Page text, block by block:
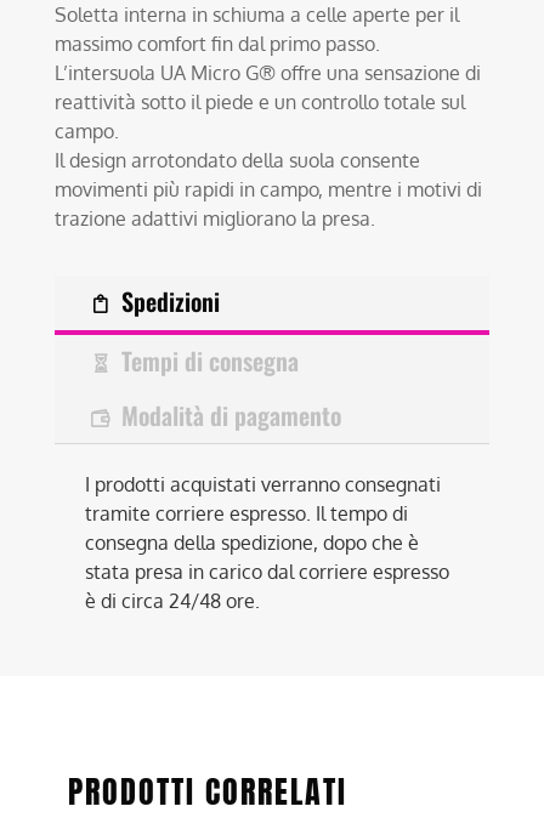
Soletta interna in schiuma a celle aperte per il
massimo comfort fin dal primo passo.
L’intersuola UA Micro G® offre una sensazione di
reattività sotto il piede e un controllo totale sul
campo.
Il design arrotondato della suola consente
movimenti più rapidi in campo, mentre i motivi di
trazione adattivi migliorano la presa.
Spedizioni
Tempi di consegna
Modalità di pagamento
I prodotti acquistati verranno consegnati
tramite corriere espresso. Il tempo di
consegna della spedizione, dopo che è
stata presa in carico dal corriere espresso
è di circa 24/48 ore.
PRODOTTI CORRELATI